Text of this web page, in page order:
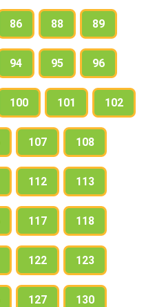
86 88 89
94 95 96
100 101 102
107 108
112 113
117 118
122 123
127 130